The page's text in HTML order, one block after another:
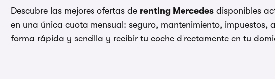
Descubre las mejores ofertas de renting Mercedes disponibles
en una única cuota mensual: seguro, mantenimiento,
forma rápida y sencilla y recibir tu coche directamente en tu